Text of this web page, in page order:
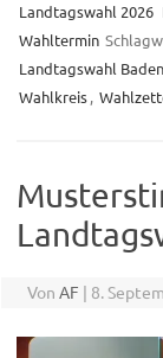
Landtagswahl 2026
Wahltermin
Landtagswahl
Wahlkreis,
Von AF | 8.